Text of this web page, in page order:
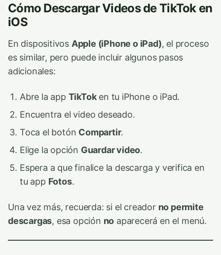
Cómo Descargar Videos de TikTok en
iOS
En dispositivos Apple (iPhone o iPad), el proceso
es similar, pero puede incluir algunos pasos
adicionales:
Abre la app TikToken tu iPhone o iPad.
Encuentra el video deseado.
Toca el botón Compartir.
Elige la opción Guardar video.
Espera a que finalice la descarga y verifica en
tu app Fotos.
Una vez más, recuerda: si el creador no permite
descargas, esa opción no aparecerá en el menú.